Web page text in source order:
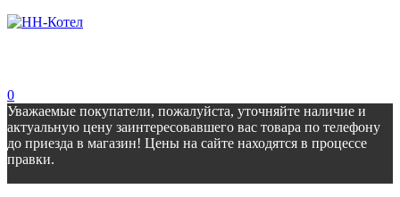
0
Уважаемые покупатели, пожалуйста, уточняйте наличие и
актуальную цену заинтересовавшего вас товара по телефону
до приезда в магазин! Цены на сайте находятся в процессе
правки.